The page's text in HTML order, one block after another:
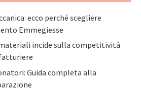
ecco perché scegliere
Emmegiesse
incide sulla competitività
Guida completa alla